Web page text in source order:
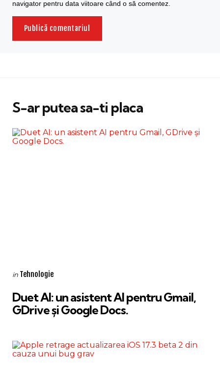
navigator pentru data viitoare când o să comentez.
S-ar putea sa-ti placa
Categories
Posted
in Tehnologie
Duet AI: un asistent AI pentru Gmail,
GDrive și Google Docs.